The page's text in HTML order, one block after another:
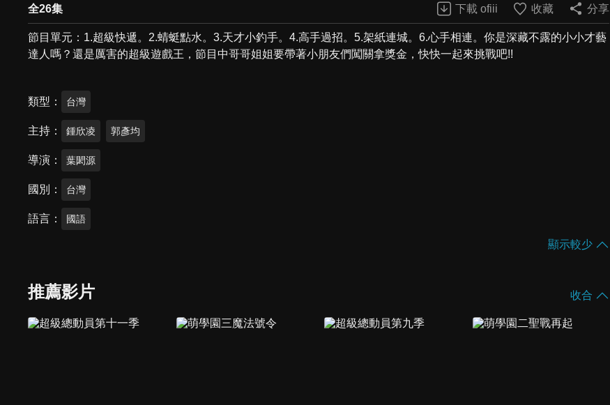
全26集
下載 ofiii 收藏 分享
節目單元：1.超級快遞。2.蜻蜓點水。3.天才小釣手。4.高手過招。5.架紙連城。6.心手相連。你是深藏不露的小小才藝
達人嗎？還是厲害的超級遊戲王，節目中哥哥姐姐要帶著小朋友們闖關拿獎金，快快一起來挑戰吧!!
類型 台灣
主持 鍾欣凌 郭彥均
導演 葉閎源
國別 台灣
語言 國語
顯示較少
推薦影片 收合